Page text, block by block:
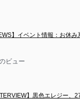
】イベント情報：お休
ビュー
】黒色エレジー、